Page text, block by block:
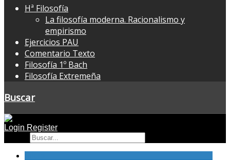
Hª Filosofía
La filosofía moderna. Racionalismo y
empirismo
Ejercicios PAU
Comentario Texto
Filosofía 1º Bach
Filosofía Extremeña
Buscar
Login Register